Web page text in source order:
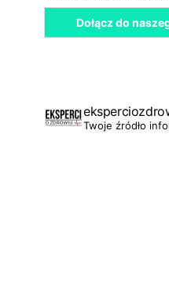
Twoje źródło